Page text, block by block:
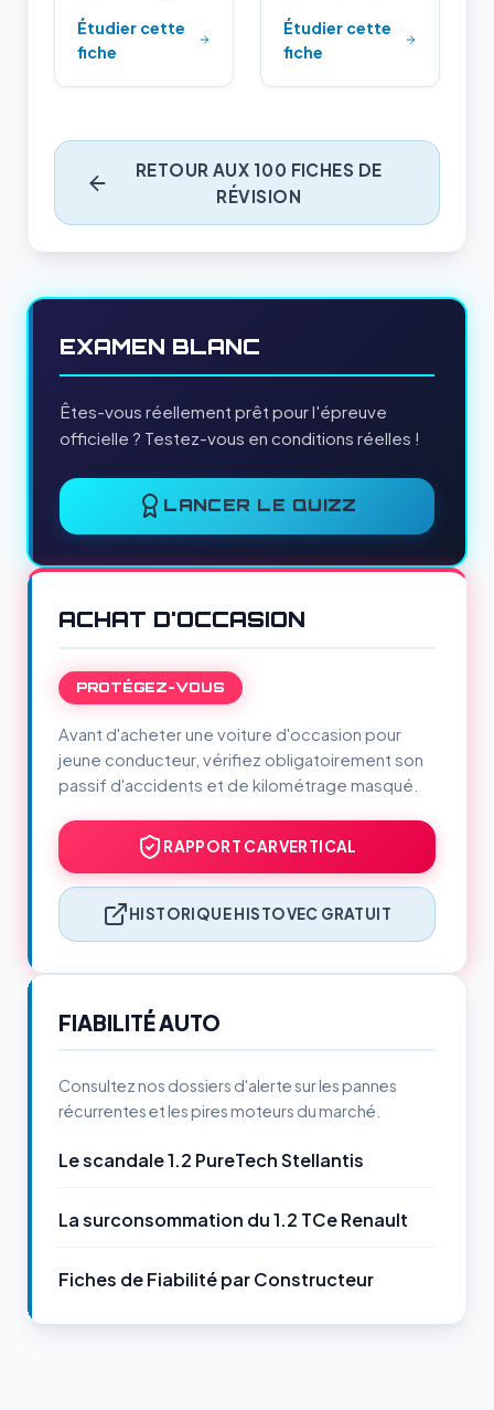
Étudier cette
fiche
Étudier cette
fiche
RETOUR AUX 100 FICHES DE
RÉVISION
EXAMEN BLANC
Êtes-vous réellement prêt pour l'épreuve
officielle ? Testez-vous en conditions réelles !
LANCER LE QUIZZ
ACHAT D'OCCASION
PROTÉGEZ-VOUS
Avant d'acheter une voiture d'occasion pour
jeune conducteur, vérifiez obligatoirement son
passif d'accidents et de kilométrage masqué.
RAPPORT CARVERTICAL
HISTORIQUE HISTOVEC GRATUIT
FIABILITÉ AUTO
Consultez nos dossiers d'alerte sur les pannes
récurrentes et les pires moteurs du marché.
Le scandale 1.2 PureTech Stellantis
La surconsommation du 1.2 TCe Renault
Fiches de Fiabilité par Constructeur